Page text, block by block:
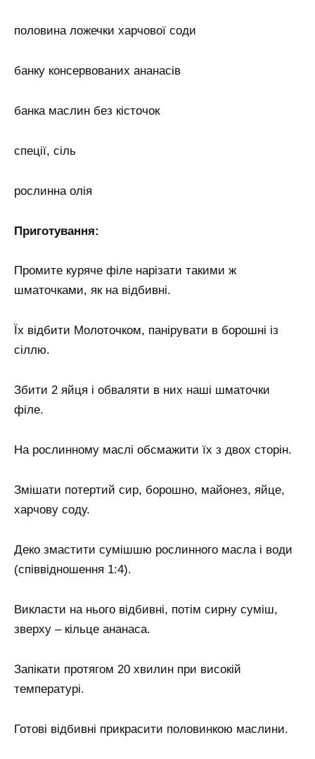
половина ложечки харчової соди
банку консервованих ананасів
банка маслин без кісточок
спеції, сіль
рослинна олія
Приготування:
Промите куряче філе нарізати такими ж
шматочками, як на відбивні.
Їх відбити Молоточком, панірувати в борошні із
сіллю.
Збити 2 яйця і обваляти в них наші шматочки
філе.
На рослинному маслі обсмажити їх з двох сторін.
Змішати потертий сир, борошно, майонез, яйце,
харчову соду.
Деко змастити сумішшю рослинного масла і води
(співвідношення 1:4).
Викласти на нього відбивні, потім сирну суміш,
зверху – кільце ананаса.
Запікати протягом 20 хвилин при високій
температурі.
Готові відбивні прикрасити половинкою маслини.